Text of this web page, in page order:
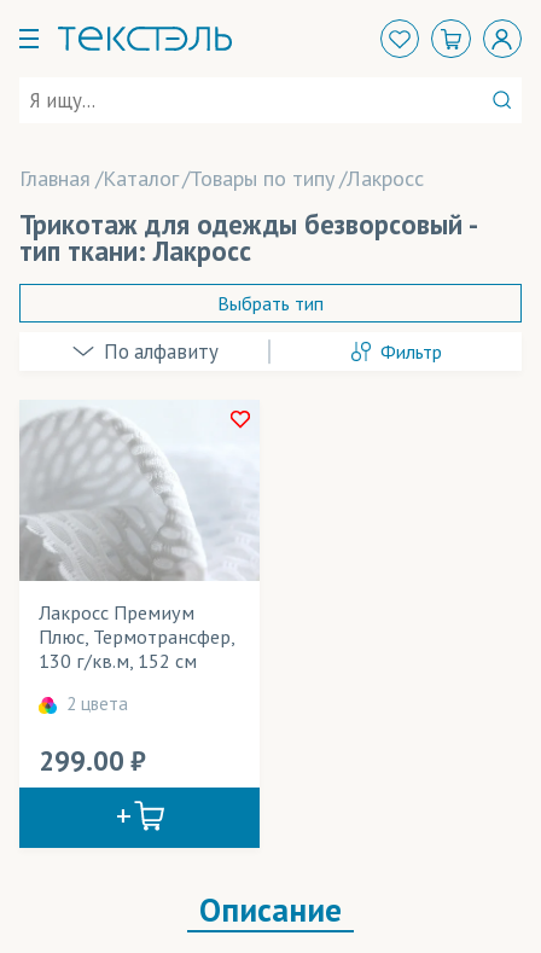
Главная Каталог Товары по типу Лакросс
Трикотаж для одежды безворсовый -
тип ткани: Лакросс
Арена
Баскетбольная сетка
Бифлекс
Даймонд
Джерси
Дьюспо
Интерлок полиэфирный
Кулирная гладь/Кулирка полиэфирная
Выбрать тип
Фильтр
В наличии
Да
Весь товар
Технология печати
Применение в изделиях
Cостав ткани
Лакросс Премиум
Плюс, Термотрансфер,
130 г/кв.м, 152 см
2 цвета
299.00
Описание